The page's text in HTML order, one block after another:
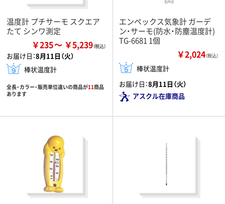
温度計 プチサーモ スクエア
たて シンワ測定
￥235 ￥5,239
お届け日：8月11日（火）
棒状温度計
全長・カラー・販売単位違いの商品が11商品
あります
エンペックス気象計 ガーデ
ン・サーモ(防水・防塵温度計)
TG-6681 1個
￥2,024（税込）
棒状温度計
お届け日：8月11日（火）
アスクル在庫商品